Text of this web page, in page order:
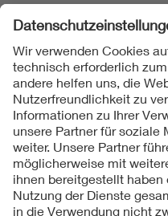
Folgen Sie uns
Kontakt